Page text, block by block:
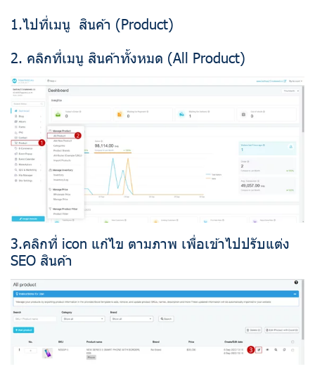
1.ไปที่เมนู สินค้า (Product)
2. คลิกที่เมนู สินค้าทั้งหมด (All Product)
3.คลิกที่ icon แก้ไข ตามภาพ เพื่อเข้าไปปรับแต่ง
SEO สินค้า